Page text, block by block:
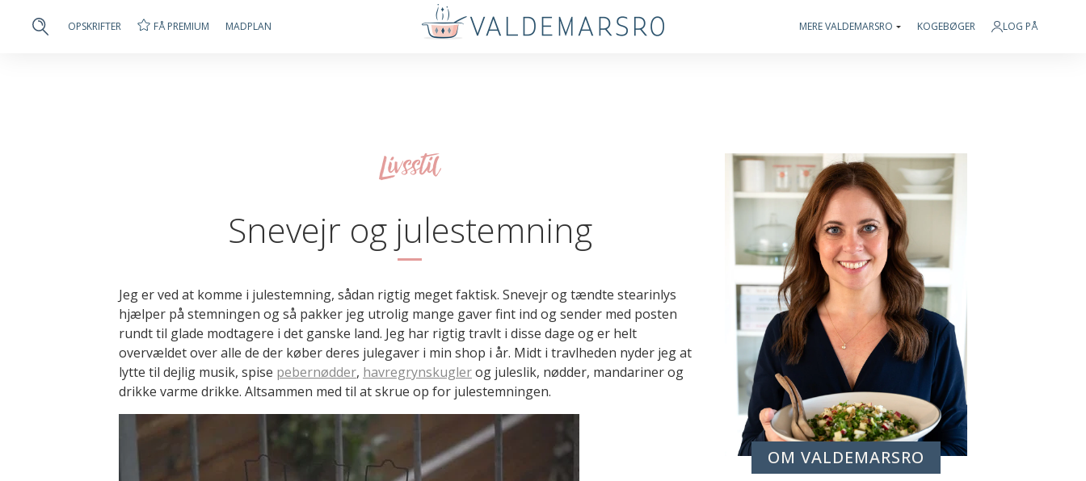
OPSKRIFTER FÅ PREMIUM MADPLAN MERE VALDEMARSRO KOGEBØGER LOG PÅ
Livsstil
Snevejr og julestemning
Jeg er ved at komme i julestemning, sådan rigtig meget faktisk. Snevejr og tændte stearinlys
hjælper på stemningen og så pakker jeg utrolig mange gaver fint ind og sender med posten
rundt til glade modtagere i det ganske land. Jeg har rigtig travlt i disse dage og er helt
overvældet over alle de der køber deres julegaver i min shop i år. Midt i travlheden nyder jeg at
lytte til dejlig musik, spise pebernødder, havregrynskuglerog juleslik, nødder, mandariner og
drikke varme drikke. Altsammen med til at skrue op for julestemningen.
OM VALDEMARSRO